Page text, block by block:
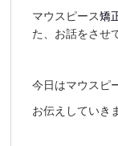
マウスピース矯
た、お話をさせ
今日はマウスピ
お伝えしていき